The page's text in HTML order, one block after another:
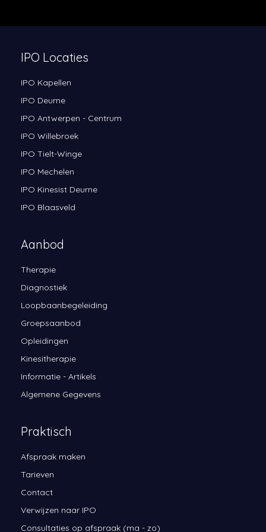
IPO Locaties
IPO Kapellen
IPO Deurne
IPO Antwerpen - Centrum
IPO Willebroek
IPO Tielt-Winge
IPO Mechelen
IPO Kinesist Deurne
IPO Blaasveld
Aanbod
Therapie
Diagnostiek
Loopbaanbegeleiding
Groepsaanbod
Opleidingen
Kinesitherapie
Informatie - Artikels
Algemene Gegevens
Praktisch
Afspraak maken
Tarieven
Contact
Verwijzen naar IPO
Consultaties op afspraak (ma - zo)